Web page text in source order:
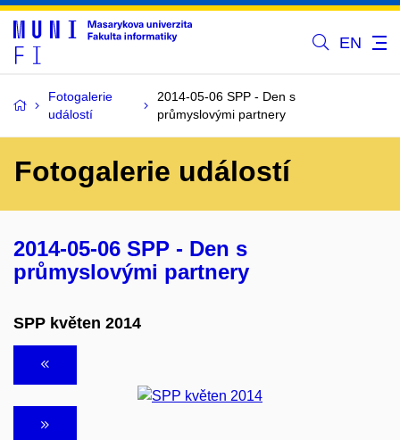
EN
Fotogalerie
událostí
2014-05-06 SPP - Den s
průmyslovými partnery
Fotogalerie událostí
2014-05-06 SPP - Den s
průmyslovými partnery
SPP květen 2014